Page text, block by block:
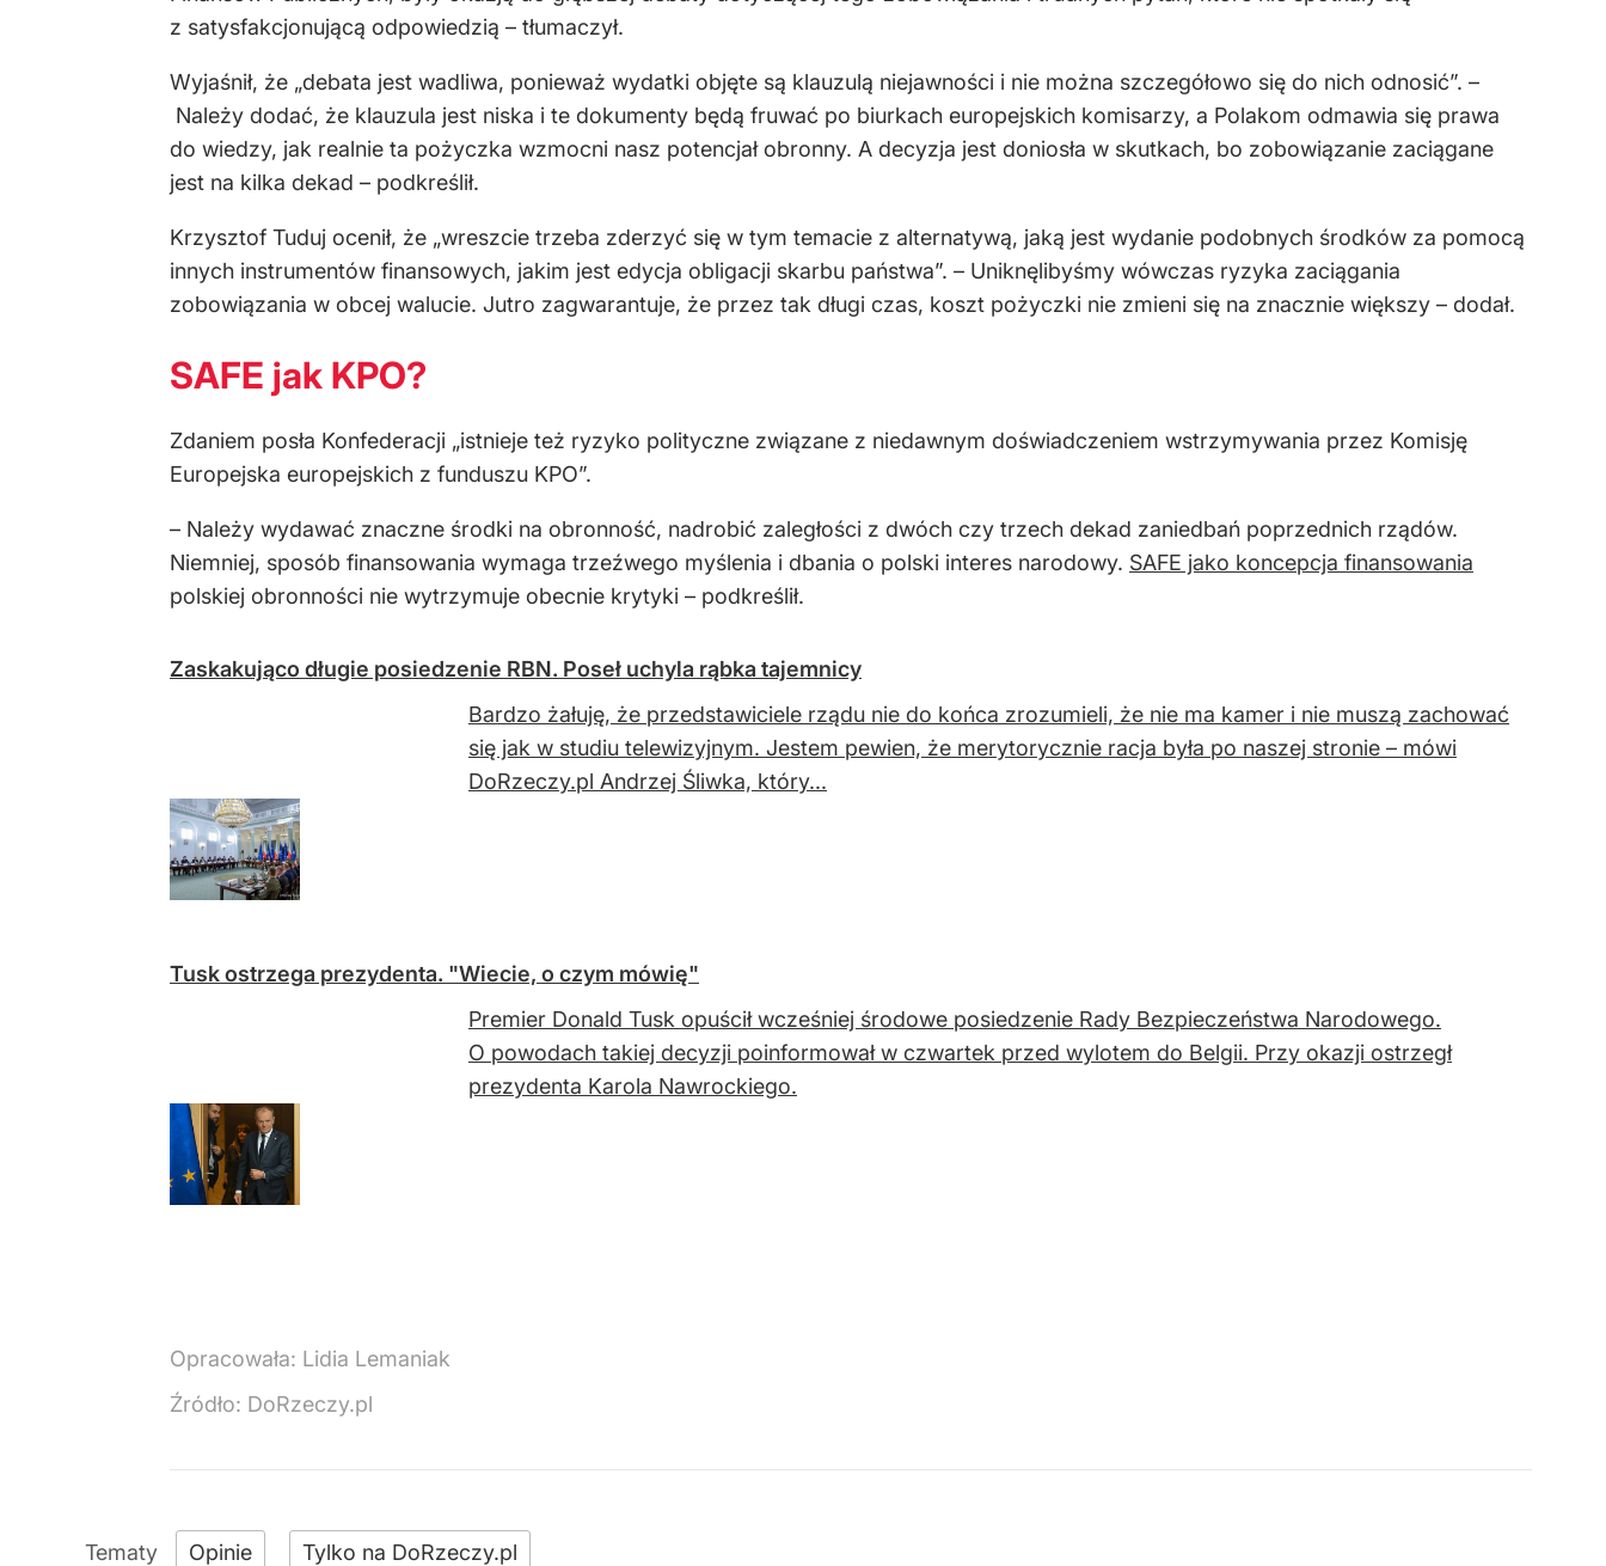
z satysfakcjonującą odpowiedzią – tłumaczył.
Wyjaśnił, że „debata jest wadliwa, ponieważ wydatki objęte są klauzulą niejawności i nie można szczegółowo się do nich odnosić”. –
Należy dodać, że klauzula jest niska i te dokumenty będą fruwać po biurkach europejskich komisarzy, a Polakom odmawia się prawa
do wiedzy, jak realnie ta pożyczka wzmocni nasz potencjał obronny. A decyzja jest doniosła w skutkach, bo zobowiązanie zaciągane
jest na kilka dekad – podkreślił.
Krzysztof Tuduj ocenił, że „wreszcie trzeba zderzyć się w tym temacie z alternatywą, jaką jest wydanie podobnych środków za pomocą
innych instrumentów finansowych, jakim jest edycja obligacji skarbu państwa”. – Uniknęlibyśmy wówczas ryzyka zaciągania
zobowiązania w obcej walucie. Jutro zagwarantuje, że przez tak długi czas, koszt pożyczki nie zmieni się na znacznie większy – dodał.
SAFE jak KPO?
Zdaniem posła Konfederacji „istnieje też ryzyko polityczne związane z niedawnym doświadczeniem wstrzymywania przez Komisję
Europejska europejskich z funduszu KPO”.
– Należy wydawać znaczne środki na obronność, nadrobić zaległości z dwóch czy trzech dekad zaniedbań poprzednich rządów.
Niemniej, sposób finansowania wymaga trzeźwego myślenia i dbania o polski interes narodowy. SAFE jako koncepcja finansowania
polskiej obronności nie wytrzymuje obecnie krytyki – podkreślił.
Zaskakująco długie posiedzenie RBN. Poseł uchyla rąbka tajemnicy
Bardzo żałuję, że przedstawiciele rządu nie do końca zrozumieli, że nie ma kamer i nie muszą zachować
się jak w studiu telewizyjnym. Jestem pewien, że merytorycznie racja była po naszej stronie – mówi
DoRzeczy.pl Andrzej Śliwka, który...
Tusk ostrzega prezydenta. "Wiecie, o czym mówię"
Premier Donald Tusk opuścił wcześniej środowe posiedzenie Rady Bezpieczeństwa Narodowego.
O powodach takiej decyzji poinformował w czwartek przed wylotem do Belgii. Przy okazji ostrzegł
prezydenta Karola Nawrockiego.
Opracowała: Lidia Lemaniak
Źródło: DoRzeczy.pl
Opinie Tylko na DoRzeczy.pl